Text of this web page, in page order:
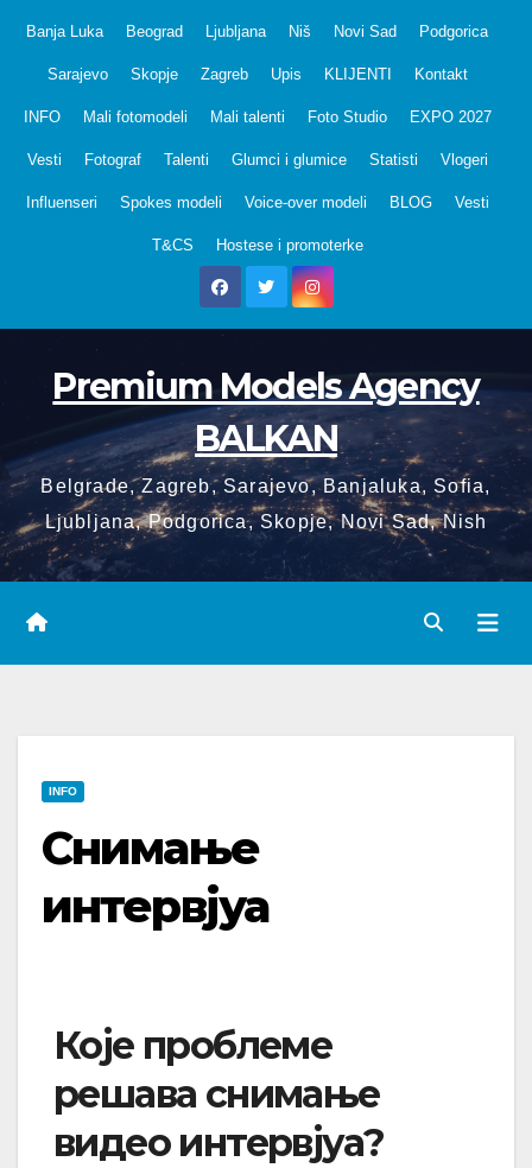
Banja Luka Beograd Ljubljana Niš Novi Sad Podgorica
Sarajevo Skopje Zagreb Upis KLIJENTI Kontakt
INFO Mali fotomodeli Mali talenti Foto Studio EXPO 2027
Vesti Fotograf Talenti Glumci i glumice Statisti Vlogeri
Influenseri Spokes modeli Voice-over modeli BLOG Vesti
T&CS Hostese i promoterke
Premium Models Agency
BALKAN
Belgrade, Zagreb, Sarajevo, Banjaluka, Sofia,
Ljubljana, Podgorica, Skopje, Novi Sad, Nish
INFO
Снимање
интервјуа
Које проблеме
решава снимање
видео интервјуа?